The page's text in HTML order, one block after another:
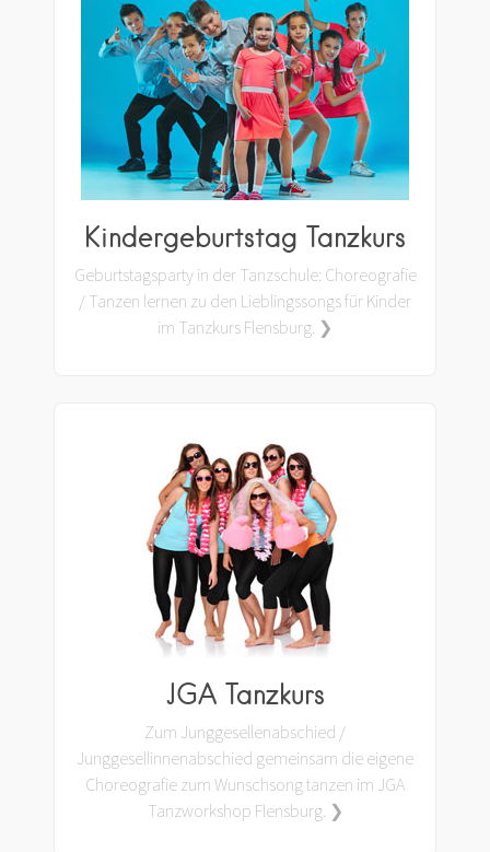
Kindergeburtstag Tanzkurs
Geburtstagsparty in der Tanzschule: Choreografie
/ Tanzen lernen zu den Lieblingssongs für Kinder
im Tanzkurs Flensburg. ❯
JGA Tanzkurs
Zum Junggesellenabschied /
Junggesellinnenabschied gemeinsam die eigene
Choreografie zum Wunschsong tanzen im JGA
Tanzworkshop Flensburg. ❯